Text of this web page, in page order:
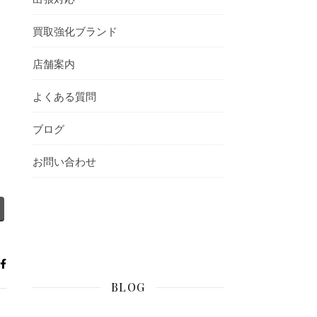
買取強化ブランド
店舗案内
よくある質問
ブログ
お問い合わせ
BLOG